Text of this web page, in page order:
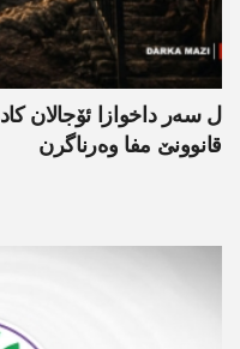
ل سەر داخوازا ئۆجالان
قانوونێ مفا وەرناگرن